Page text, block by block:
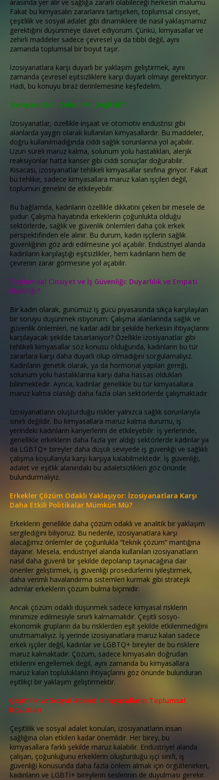
arasında yer alır ve sağlığa zararlı olabileceği herkesin malumu.
Fakat bu kimyasalın zararlarını tartışırken, toplumsal cinsiyet,
çeşitlilik ve sosyal adalet gibi dinamiklere de nasıl yaklaşmamız
gerektiğini düşünmeye davet ediyorum. Çünkü, kimyasallar ve
zehirli maddeler sadece çevresel ya da tıbbi değil, aynı
zamanda toplumsal bir boyut taşır.
İzosiyanatlara karşı duyarlı bir yaklaşım geliştirmek, aynı
zamanda çevresel eşitsizliklere karşı duyarlı olmayı gerektiriyor.
Hadi, bu konuyu biraz derinlemesine keşfedelim.
İzosiyanatlar: Zehirli Mi, Değil Mi?
İzosiyanatlar, özellikle inşaat ve otomotiv endüstrisi gibi
alanlarda yaygın olarak kullanılan kimyasallardır. Bu maddeler,
doğru kullanılmadığında ciddi sağlık sorunlarına yol açabilir.
Uzun süreli maruz kalma, solunum yolu hastalıkları, alerjik
reaksiyonlar hatta kanser gibi ciddi sonuçlar doğurabilir.
Kısacası, izosiyanatlar tehlikeli kimyasallar sınıfına giriyor. Fakat
bu tehlike, sadece kimyasallara maruz kalan işçileri değil,
toplumun genelini de etkileyebilir.
Bu bağlamda, kadınların özellikle dikkatini çeken bir mesele de
şudur: Çalışma hayatında erkeklerin çoğunlukta olduğu
sektörlerde, sağlık ve güvenlik önlemleri daha çok erkek
perspektifinden ele alınır. Bu durum, kadın işçilerin sağlık
güvenliğinin göz ardı edilmesine yol açabilir. Endüstriyel alanda
kadınların karşılaştığı eşitsizlikler, hem kadınların hem de
çevrenin zarar görmesine yol açabilir.
Toplumsal Cinsiyet ve İş Güvenliği: Duyarlılık ve Empati
Eksikliği?
Bir kadın olarak, günümüz iş gücü piyasasında sıkça karşılaşılan
bir soruyu düşünmek istiyorum: Çalışma alanlarında sağlık ve
güvenlik önlemleri, ne kadar adil bir şekilde herkesin ihtiyaçlarını
karşılayacak şekilde tasarlanıyor? Özellikle izosiyanatlar gibi
tehlikeli kimyasallar söz konusu olduğunda, kadınların bu tür
zararlara karşı daha duyarlı olup olmadığını sorgulamalıyız.
Kadınların genetik olarak, ya da hormonal yapıları gereği,
solunum yolu hastalıklarına karşı daha hassas oldukları
bilinmektedir. Ayrıca, kadınlar genellikle bu tür kimyasallara
maruz kalma olasılığı daha fazla olan sektörlerde çalışmaktadır.
İzosiyanatların oluşturduğu riskler yalnızca sağlık sorunlarıyla
sınırlı değildir. Bu kimyasallara maruz kalma durumu, iş
yerindeki kadınların kariyerlerini de etkileyebilir. İş yerlerinde,
genellikle erkeklerin daha fazla yer aldığı sektörlerde kadınlar ya
da LGBTQ+ bireyler daha düşük seviyede iş güvenliği ve sağlıklı
çalışma koşullarıyla karşı karşıya kalabilmektedir. İş güvenliği,
adalet ve eşitlik alanındaki bu adaletsizlikleri göz önünde
bulundurmalıyız.
Erkekler Çözüm Odaklı Yaklaşıyor: İzosiyanatlara Karşı
Daha Etkili Politikalar Mümkün Mü?
Erkeklerin genellikle daha çözüm odaklı ve analitik bir yaklaşım
sergilediğini biliyoruz. Bu nedenle, izosiyanatlara karşı
alacağımız önlemler de çoğunlukla “teknik çözüm” mantığına
dayanır. Mesela, endüstriyel alanda kullanılan izosiyanatların
nasıl daha güvenli bir şekilde depolanıp taşınacağına dair
öneriler geliştirmek, iş güvenliği prosedürlerini iyileştirmek,
daha verimli havalandırma sistemleri kurmak gibi stratejik
adımlar erkeklerin çözüm bulma biçimidir.
Ancak çözüm odaklı düşünmek sadece kimyasal risklerin
minimize edilmesiyle sınırlı kalmamalıdır. Çeşitli sosyo-
ekonomik grupların da bu risklerden eşit şekilde etkilenmediğini
unutmamalıyız. İş yerinde izosiyanatlara maruz kalan sadece
erkek işçiler değil, kadınlar ve LGBTQ+ bireyler de bu risklere
maruz kalmaktadır. Çözüm, sadece kimyasalın doğrudan
etkilerini engellemek değil, aynı zamanda bu kimyasallara
maruz kalan toplulukların ihtiyaçlarını göz önünde bulunduran
eşitlikçi bir yaklaşım geliştirmektir.
Çeşitlilik ve Sosyal Adalet: Kimyasalların Toplumsal
Boyutları
Çeşitlilik ve sosyal adalet konuları, izosiyanatların insan
sağlığına olan etkileri kadar önemlidir. Her birey, bu
kimyasallara farklı şekilde maruz kalabilir. Endüstriyel alanda
çalışan, çoğunluğunu erkeklerin oluşturduğu işçi sınıfı, iş
güvenliği konusunda daha fazla önlem almak için örgütlenirken,
kadınların ve LGBTİ+ bireylerin seslerinin de duyulması gerekir.